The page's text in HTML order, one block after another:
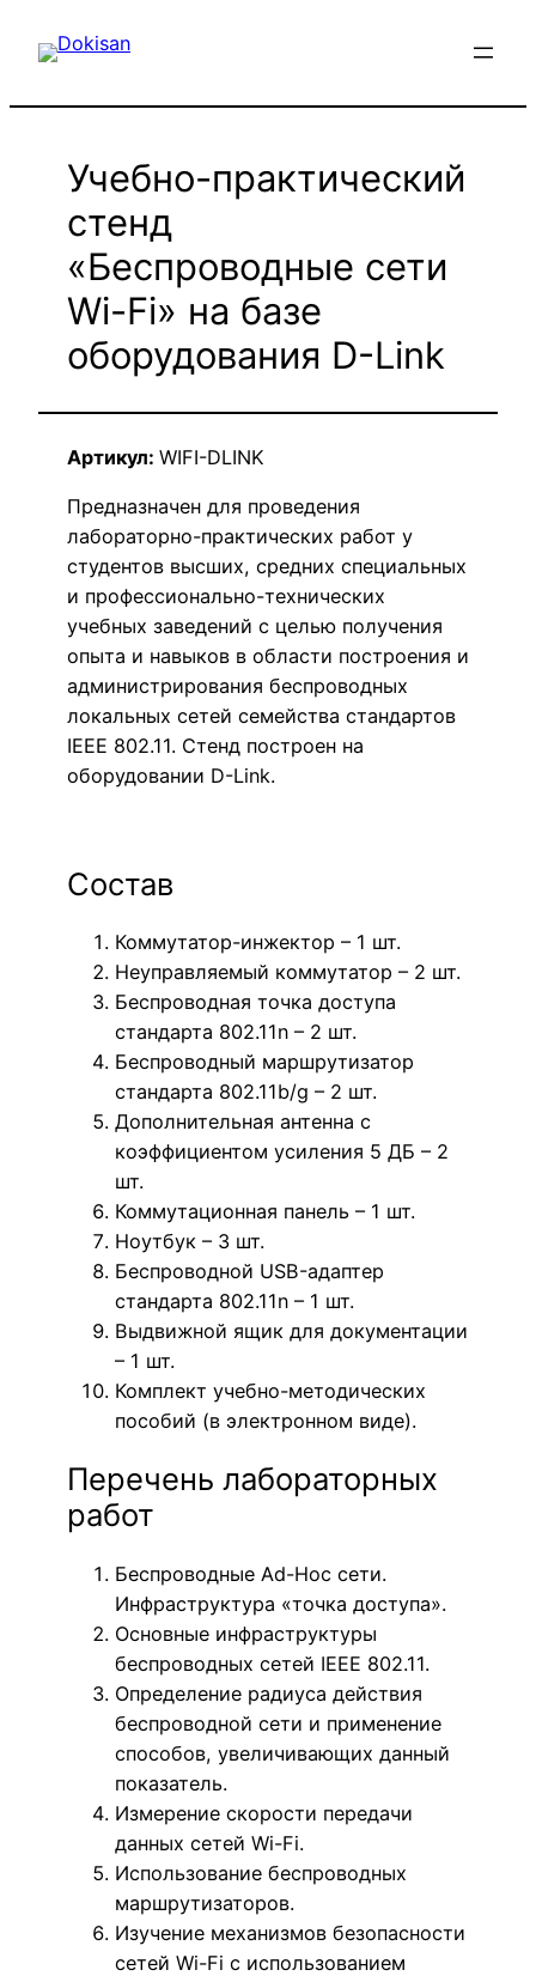
Учебно-практический
стенд
«Беспроводные сети
Wi-Fi» на базе
оборудования D-Link
Артикул: WIFI-DLINK
Предназначен для проведения
лабораторно-практических работ у
студентов высших, средних специальных
и профессионально-технических
учебных заведений с целью получения
опыта и навыков в области построения и
администрирования беспроводных
локальных сетей семейства стандартов
IEEE 802.11. Стенд построен на
оборудовании D-Link.
Состав
Коммутатор-инжектор – 1 шт.
Неуправляемый коммутатор – 2 шт.
Беспроводная точка доступа
стандарта 802.11n – 2 шт.
Беспроводный маршрутизатор
стандарта 802.11b/g – 2 шт.
Дополнительная антенна с
коэффициентом усиления 5 ДБ – 2
шт.
Коммутационная панель – 1 шт.
Ноутбук – 3 шт.
Беспроводной USB-адаптер
стандарта 802.11n – 1 шт.
Выдвижной ящик для документации
– 1 шт.
Комплект учебно-методических
пособий (в электронном виде).
Перечень лабораторных
работ
Беспроводные Ad-Hoc сети.
Инфраструктура «точка доступа».
Основные инфраструктуры
беспроводных сетей IEEE 802.11.
Определение радиуса действия
беспроводной сети и применение
способов, увеличивающих данный
показатель.
Измерение скорости передачи
данных сетей Wi-Fi.
Использование беспроводных
маршрутизаторов.
Изучение механизмов безопасности
сетей Wi-Fi с использованием